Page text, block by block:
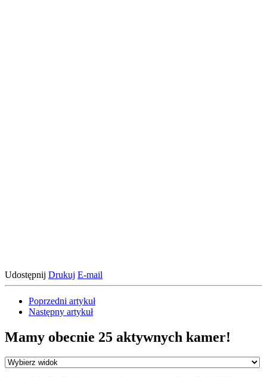
Udostępnij Drukuj E-mail
Poprzedni artykuł
Następny artykuł
Mamy obecnie 25 aktywnych kamer!